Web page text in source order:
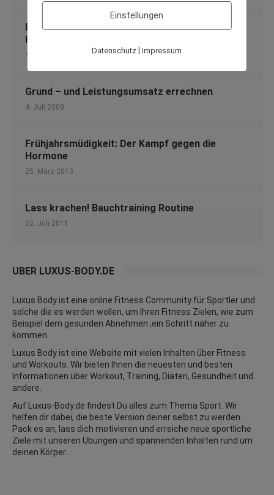
Extremsport Zorbing: Mit Adrenalin-Kick den
Hang hinab
12. Januar 2013
Grund – und Leistungsumsatz errechnen
4. Juli 2009
Frühjahrsmüdigkeit: Der Kampf gegen die
Hormone
25. März 2013
Lass krachen! Bauchtraining Routine
22. Juli 2011
ÜBER LUXUS-BODY.DE
Luxus Body ist eine online Fitness Community für Sportler und
solche die es werden wollen, um Ihren Fitness Zielen, wie zum
Beispiel dem gesunden Abnehmen ,ein Schritt näher zu
kommen.
Luxus Body ist eine Website mit vielen Inhalten über Fitness
und Workouts . Wir bieten Ihnen die neuesten und besten
Informationen über Workout, Training, Diäten, Gesundheit und
andere.
Auf Luxus-Body.de findest Du alles zum Thema Sport. Wir
helfen dir dabei, die beste Version deiner selbst zu werden.
Pack es an, lass dich motivieren und erreiche neue sportliche
Ziele mit unseren Übungen und spannenden Inhalten rund um
deinen Körper.
Einstellungen
Datenschutz |Impressum